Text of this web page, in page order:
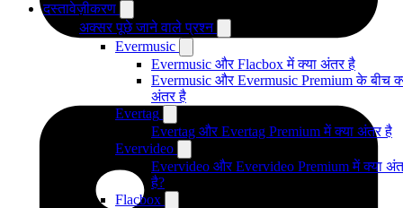
दस्तावेज़ीकरण
अक्सर पूछे जाने वाले प्रश्न
Evermusic
Evermusic और Flacbox में क्या अंतर है
Evermusic और Evermusic Premium के बीच
अंतर है
Evertag
Evertag और Evertag Premium में क्या अंतर है
Evervideo
Evervideo और Evervideo Premium में क्या
है?
Flacbox